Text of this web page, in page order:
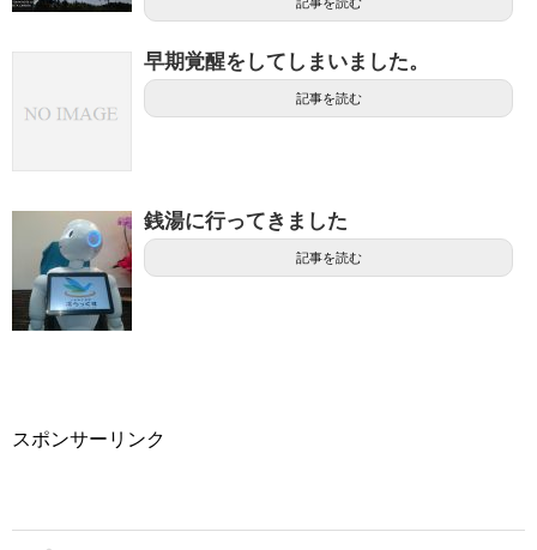
早期覚醒をしてしまいました。
記事を読む
銭湯に行ってきました
記事を読む
スポンサーリンク